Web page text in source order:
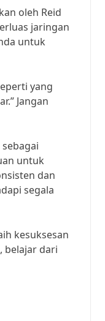
oleh Reid
jaringan
untuk
yang
Jangan
untuk
dan
segala
kesuksesan
belajar dari